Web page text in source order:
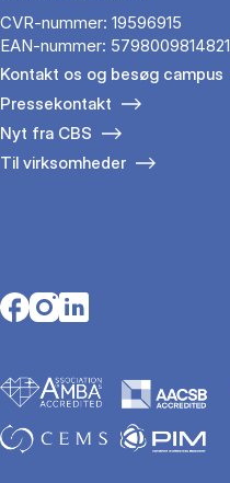
CVR-nummer: 19596915
EAN-nummer: 5798009814821
Kontakt os og besøg campus
Pressekontakt
Nyt fra CBS
Til virksomheder
Opens in a new tab
Opens in a new tab
Opens in a new tab